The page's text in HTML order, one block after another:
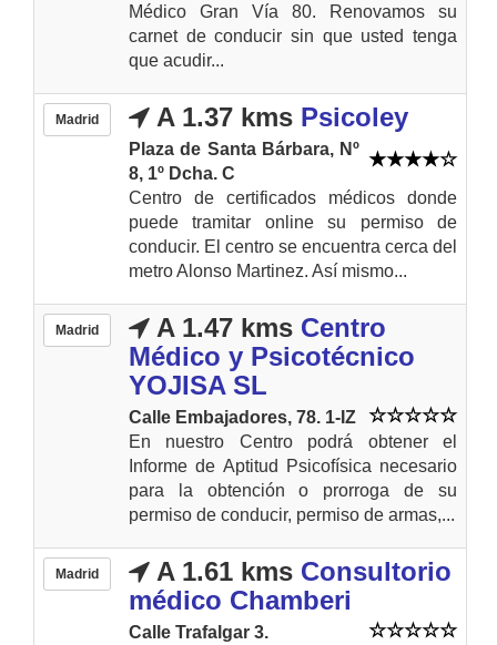
Médico Gran Vía 80. Renovamos su
carnet de conducir sin que usted tenga
que acudir...
Madrid A 1.37 kms Psicoley
Plaza de Santa Bárbara, Nº
8, 1º Dcha. C
Centro de certificados médicos donde
puede tramitar online su permiso de
conducir. El centro se encuentra cerca del
metro Alonso Martinez. Así mismo...
Madrid A 1.47 kms Centro
Médico y Psicotécnico
YOJISA SL
Calle Embajadores, 78. 1-IZ
En nuestro Centro podrá obtener el
Informe de Aptitud Psicofísica necesario
para la obtención o prorroga de su
permiso de conducir, permiso de armas,...
Madrid A 1.61 kms Consultorio
médico Chamberi
Calle Trafalgar 3.